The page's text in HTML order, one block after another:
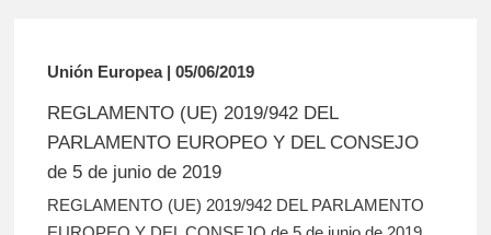
Unión Europea | 05/06/2019
REGLAMENTO (UE) 2019/942 DEL
PARLAMENTO EUROPEO Y DEL CONSEJO
de 5 de junio de 2019
REGLAMENTO (UE) 2019/942 DEL PARLAMENTO